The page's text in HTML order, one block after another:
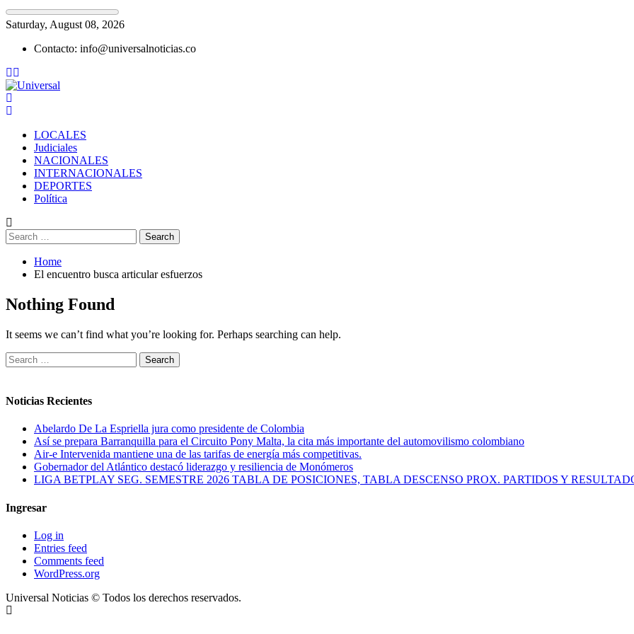
Skip
content
Saturday, August 08, 2026
Contacto: info@universalnoticias.co
LOCALES
Judiciales
NACIONALES
INTERNACIONALES
DEPORTES
Política
Search
for:
Home
El encuentro busca articular esfuerzos
Nothing Found
It seems we can’t find what you’re looking for. Perhaps searching can help.
Search
for:
Noticias Recientes
Abelardo De La Espriella jura como presidente de Colombia
Así se prepara Barranquilla para el Circuito Pony Malta, la cita más importante del automovilismo colombiano
Air-e Intervenida mantiene una de las tarifas de energía más competitivas.
Gobernador del Atlántico destacó liderazgo y resiliencia de Monómeros
LIGA BETPLAY SEG. SEMESTRE 2026 TABLA DE POSICIONES, TABLA DESCENSO PROX. PARTIDOS Y
Ingresar
Log in
Entries feed
Comments feed
WordPress.org
Universal Noticias © Todos los derechos reservados.